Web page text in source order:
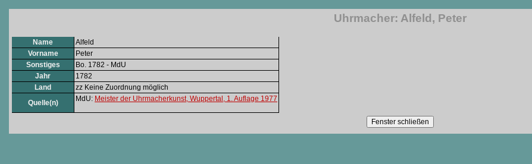
Uhrmacher: Alfeld, Peter
Name
Alfeld
Vorname
Peter
Sonstiges
Bo. 1782 - MdU
Jahr
1782
Land
zz Keine Zuordnung möglich
Quelle(n)
MdU: Meister der Uhrmacherkunst, Wuppertal, 1. Auflage 1977